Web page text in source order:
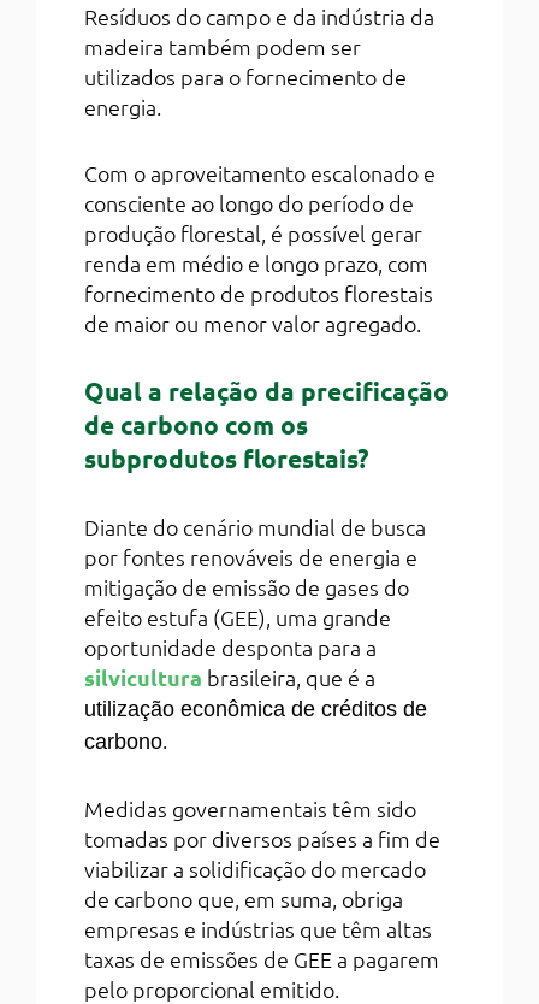
Resíduos do campo e da indústria da
madeira também podem ser
utilizados para o fornecimento de
energia.
Com o aproveitamento escalonado e
consciente ao longo do período de
produção florestal, é possível gerar
renda em médio e longo prazo, com
fornecimento de produtos florestais
de maior ou menor valor agregado.
Qual a relação da precificação
de carbono com os
subprodutos florestais?
Diante do cenário mundial de busca
por fontes renováveis de energia e
mitigação de emissão de gases do
efeito estufa (GEE), uma grande
oportunidade desponta para a
silvicultura brasileira, que é a
utilização econômica de créditos de
carbono.
Medidas governamentais têm sido
tomadas por diversos países a fim de
viabilizar a solidificação do mercado
de carbono que, em suma, obriga
empresas e indústrias que têm altas
taxas de emissões de GEE a pagarem
pelo proporcional emitido.